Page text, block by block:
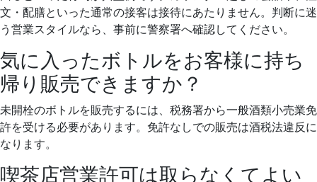
文・配膳といった通常の接客は接待にあたりません。判断に迷
う営業スタイルなら、事前に警察署へ確認してください。
気に入ったボトルをお客様に持ち
帰り販売できますか？
未開栓のボトルを販売するには、税務署から一般酒類小売業免
許を受ける必要があります。免許なしでの販売は酒税法違反に
なります。
喫茶店営業許可は取らなくてよい